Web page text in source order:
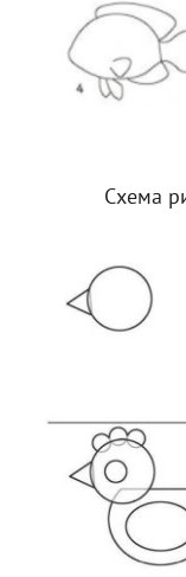
Схема